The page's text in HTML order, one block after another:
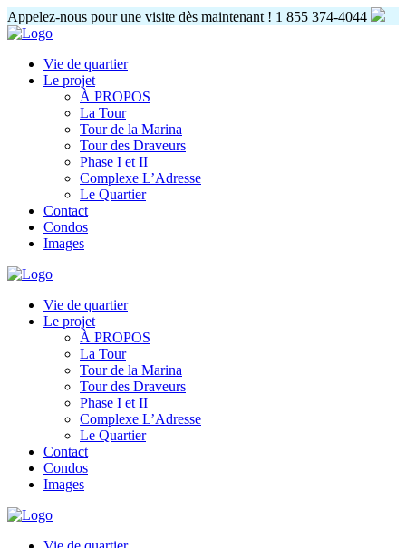
Appelez-nous pour une visite dès maintenant ! 1 855 374-4044
Vie de quartier
Le projet
À PROPOS
La Tour
Tour de la Marina
Tour des Draveurs
Phase I et II
Complexe L’Adresse
Le Quartier
Contact
Condos
Images
Vie de quartier
Le projet
À PROPOS
La Tour
Tour de la Marina
Tour des Draveurs
Phase I et II
Complexe L’Adresse
Le Quartier
Contact
Condos
Images